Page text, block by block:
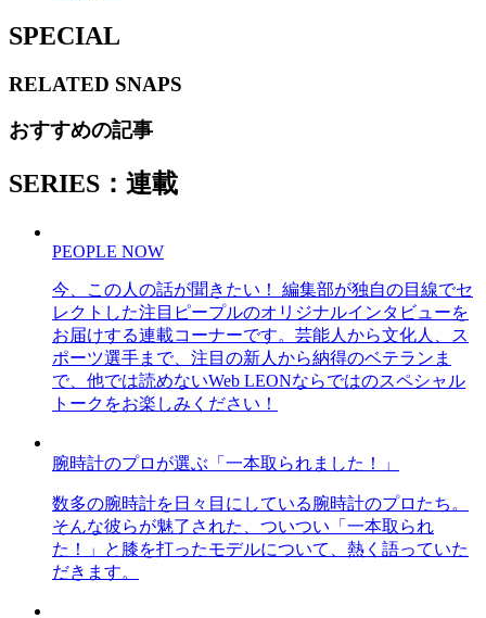
SPECIAL
RELATED SNAPS
おすすめの記事
SERIES：連載
PEOPLE NOW
今、この人の話が聞きたい！ 編集部が独自の目線でセ
レクトした注目ピープルのオリジナルインタビューを
お届けする連載コーナーです。芸能人から文化人、ス
ポーツ選手まで、注目の新人から納得のベテランま
で、他では読めないWeb LEONならではのスペシャル
トークをお楽しみください！
腕時計のプロが選ぶ「一本取られました！」
数多の腕時計を日々目にしている腕時計のプロたち。
そんな彼らが魅了された、ついつい「一本取られ
た！」と膝を打ったモデルについて、熱く語っていた
だきます。